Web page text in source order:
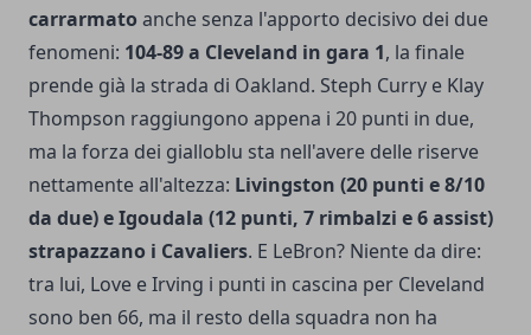
carrarmato anche senza l'apporto decisivo dei due
fenomeni: 104-89 a Cleveland in gara 1, la finale
prende già la strada di Oakland. Steph Curry e Klay
Thompson raggiungono appena i 20 punti in due,
ma la forza dei gialloblu sta nell'avere delle riserve
nettamente all'altezza: Livingston (20 punti e 8/10
da due) e Igoudala (12 punti, 7 rimbalzi e 6 assist)
strapazzano i Cavaliers. E LeBron? Niente da dire:
tra lui, Love e Irving i punti in cascina per Cleveland
sono ben 66, ma il resto della squadra non ha